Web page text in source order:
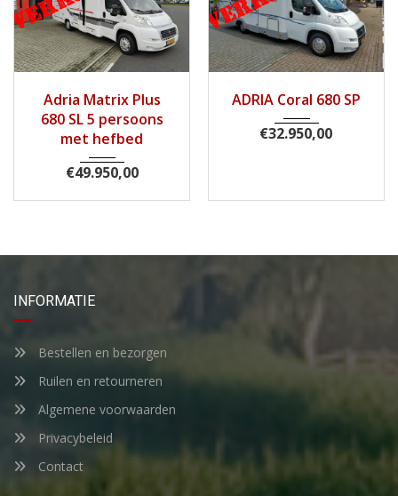
61800
Adria Matrix Plus
680 SL 5 persoons
met hefbed
€49.950,00
148900
ADRIA Coral 680 SP
€32.950,00
INFORMATIE
Bestellen en bezorgen
Ruilen en retourneren
Algemene voorwaarden
Privacybeleid
Contact